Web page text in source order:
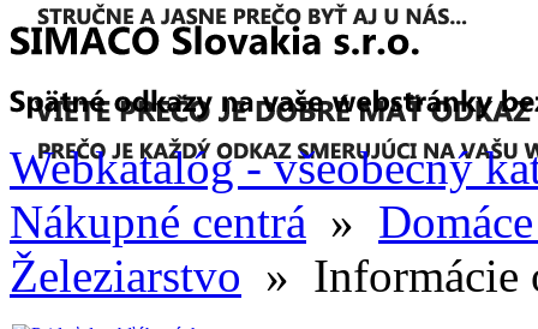
Webkatalóg - všeobecný
Nákupné centrá »
Železiarstvo » Informácie